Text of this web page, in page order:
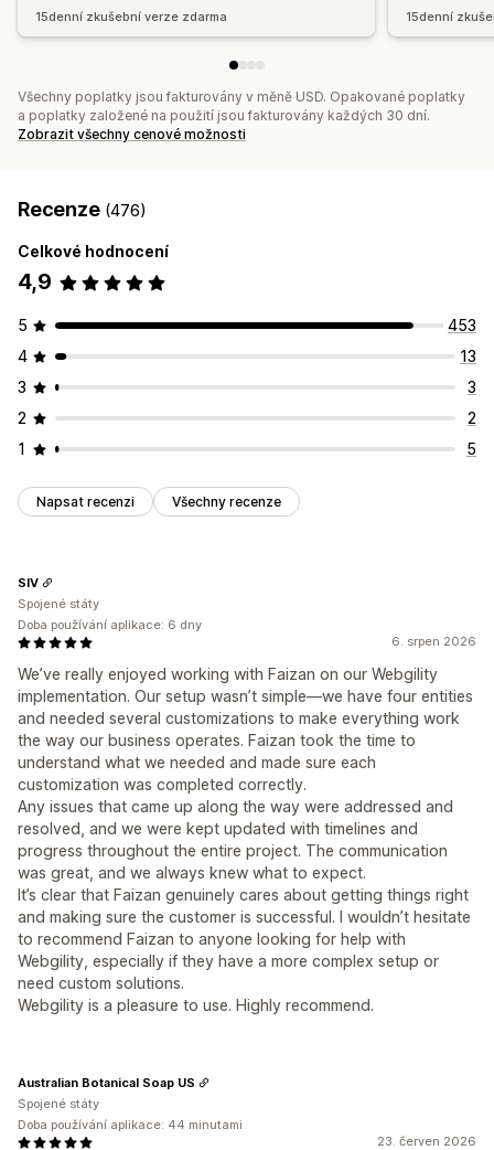
15denní zkušební verze zdarma 15denní
Všechny poplatky jsou fakturovány v měně USD. Opakované poplatky
a poplatky založené na použití jsou fakturovány každých 30 dní.
Zobrazit všechny cenové možnosti
Recenze (476)
Celkové hodnocení
4,9
5
453
4
13
3
3
2
2
1
5
Napsat recenzi Všechny recenze
6. srpen 2026
We’ve really enjoyed working with Faizan on our Webgility
implementation. Our setup wasn’t simple—we have four entities
and needed several customizations to make everything work
the way our business operates. Faizan took the time to
understand what we needed and made sure each
customization was completed correctly.
Any issues that came up along the way were addressed and
resolved, and we were kept updated with timelines and
progress throughout the entire project. The communication
was great, and we always knew what to expect.
It’s clear that Faizan genuinely cares about getting things right
and making sure the customer is successful. I wouldn’t hesitate
to recommend Faizan to anyone looking for help with
Webgility, especially if they have a more complex setup or
need custom solutions.
Webgility is a pleasure to use. Highly recommend.
SIV
Spojené státy
Doba používání aplikace: 6 dny
23. červen 2026
Australian Botanical Soap US
Spojené státy
Doba používání aplikace: 44 minutami